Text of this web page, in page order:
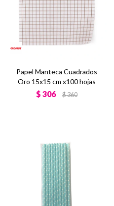
Papel Manteca Cuadrados
Oro 15x15 cm x100 hojas
$ 306 $360